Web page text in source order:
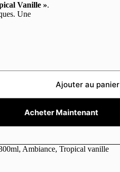
Vanille ».
Une
Ajouter au panier
Acheter Maintenant
, Ambiance, Tropical vanille